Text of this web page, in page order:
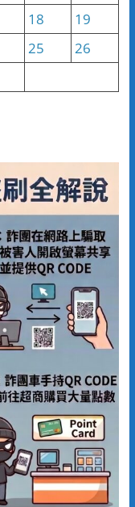
18
19
25
26